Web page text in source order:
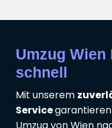
Umzug
schnell
Mit unserem
Service